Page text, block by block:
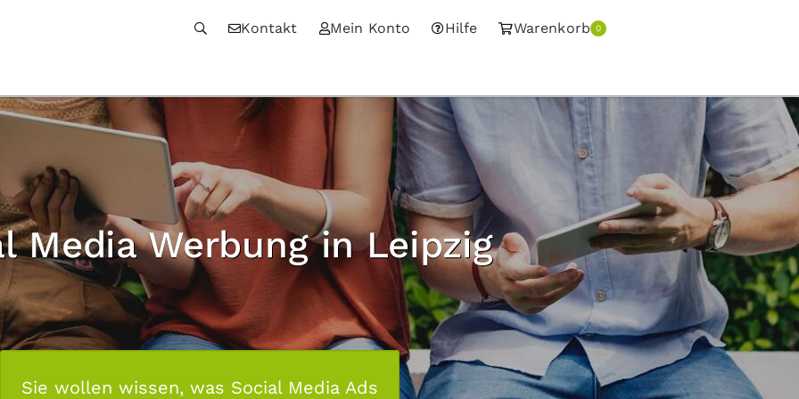
Kontakt Mein Konto Hilfe Warenkorb 0
Media Werbung in Leipzig
Sie wollen wissen, was Social Media Ads